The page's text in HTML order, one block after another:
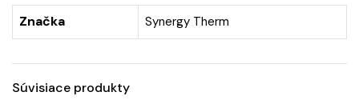
Značka Synergy Therm
Súvisiace produkty